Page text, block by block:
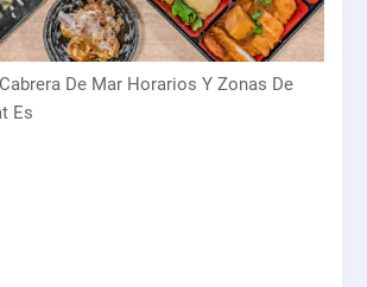
De Mar Horarios Y Zonas De
Es